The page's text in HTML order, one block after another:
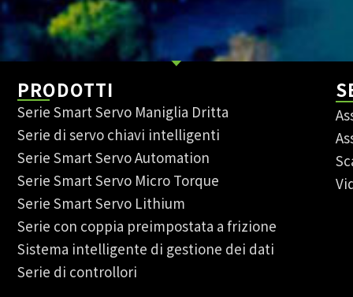
PRODOTTI
Serie Smart Servo Maniglia Dritta
Serie di servo chiavi intelligenti
Serie Smart Servo Automation
Serie Smart Servo Micro Torque
Serie Smart Servo Lithium
Serie con coppia preimpostata a frizione
Sistema intelligente di gestione dei dati
Serie di controllori